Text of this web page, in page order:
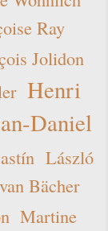
Ray
Jolidon
Henri
Daniel
László
Bächer
Martine